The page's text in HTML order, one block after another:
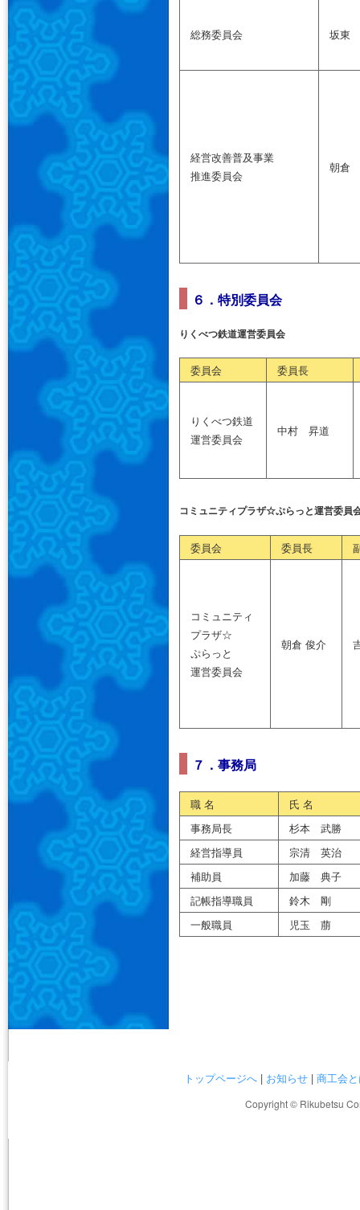
総務委員会 坂東
経営改善普及事業
推進委員会
朝倉
６．特別委員会
りくべつ鉄道運営委員会
委員会 委員長
りくべつ鉄道
運営委員会
中村 昇道
コミュニティプラザ☆ぷらっと運営委員
委員会 委員長
コミュニティ
プラザ☆
ぷらっと
運営委員会
朝倉 俊介
７．事務局
職 名
氏 名
事務局長
杉本 武勝
経営指導員
宗清 英治
補助員
加藤 典子
記帳指導職員
鈴木 剛
一般職員
児玉 萠
トップページへ| お知らせ| 商工会
Copyright © Rikubetsu